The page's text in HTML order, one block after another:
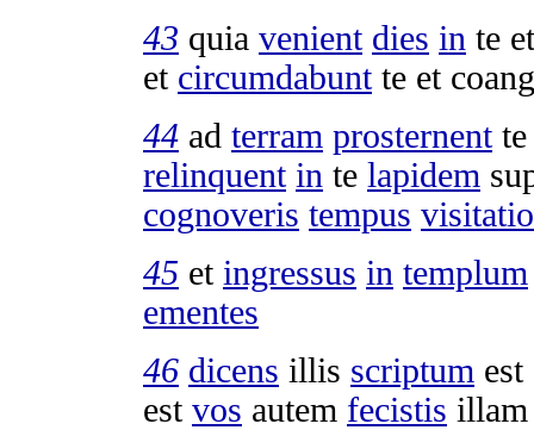
43 quia venient dies in te
et circumdabuntte et
44 ad terram prosternentte
relinquent in te lapidem
cognoveris tempus
45 et ingressus in templum
ementes
46 dicens illis scriptum
est vos autem fecistis